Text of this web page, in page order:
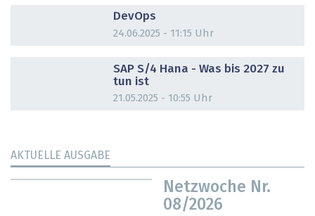
DevOps
24.06.2025 - 11:15 Uhr
SAP S/4 Hana - Was bis 2027 zu
tun ist
21.05.2025 - 10:55 Uhr
AKTUELLE AUSGABE
Netzwoche Nr.
08/2026